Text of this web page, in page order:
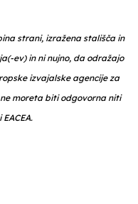
strani, izražena stališča in
ev) in ni nujno, da odražajo
izvajalske agencije za
ne moreta biti odgovorna niti